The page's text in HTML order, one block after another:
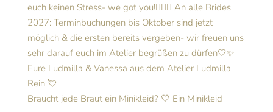
Braucht jede Braut ein Minikleid? 🤍 Ein Minikleid